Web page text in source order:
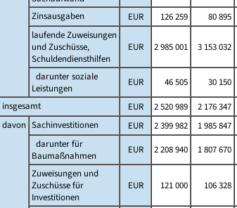
Zinsausgaben
EUR 126 259 80 895
laufende Zuweisungen
und Zuschüsse,
Schuldendiensthilfen
EUR 2 985 001 3 153 032
darunter soziale
Leistungen
EUR 46 505 30 150
insgesamt EUR 2 520 989 2 176 347
davon Sachinvestitionen EUR 2 399 982 1 985 847
darunter für
Baumaßnahmen
EUR 2 208 940 1 807 670
Zuweisungen und
Zuschüsse für
Investitionen
EUR 121 000 106 328